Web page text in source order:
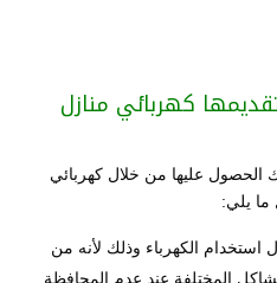
كهربائي منازل
الحصول عليها من خلال كهربائي
ما يلي:
الكهرباء وذلك لأنه من
المختلفة عند عدم المحافظة